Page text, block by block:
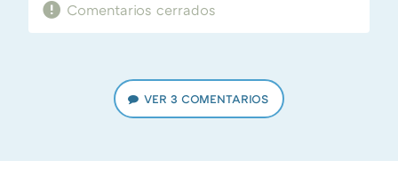
Comentarios cerrados
VER 3 COMENTARIOS